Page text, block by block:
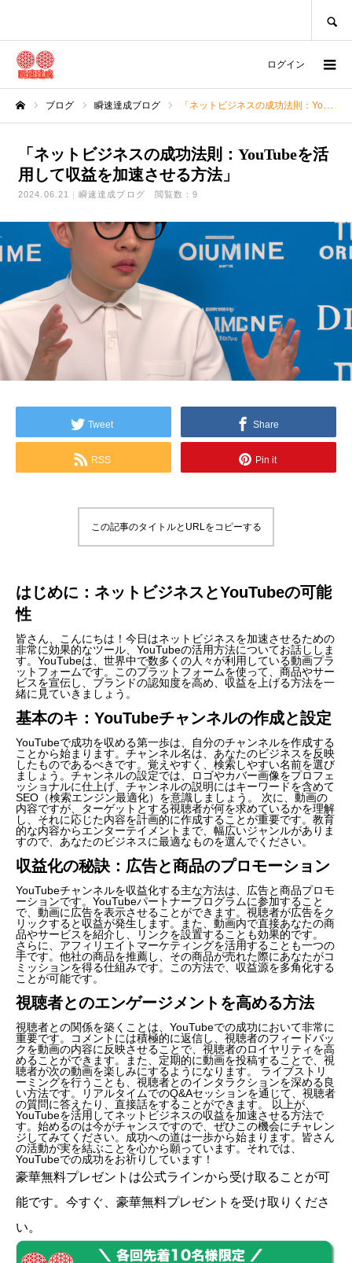
ログイン
ブログ 瞬速達成ブログ 「ネットビジネスの成功法則：YouTubeを活用して収益を加速させる方法」
「ネットビジネスの成功法則：YouTubeを活
用して収益を加速させる方法」
2024.06.21 瞬速達成ブログ 閲覧数：9
Tweet Share
RSS Pin it
この記事のタイトルとURLをコピーする
はじめに：ネットビジネスとYouTubeの可能
性
皆さん、こんにちは！今日はネットビジネスを加速させるための
非常に効果的なツール、YouTubeの活用方法についてお話ししま
す。YouTubeは、世界中で数多くの人々が利用している動画プラ
ットフォームです。このプラットフォームを使って、商品やサー
ビスを宣伝し、ブランドの認知度を高め、収益を上げる方法を一
緒に見ていきましょう。
基本のキ：YouTubeチャンネルの作成と設定
YouTubeで成功を収める第一歩は、自分のチャンネルを作成する
ことから始まります。チャンネル名は、あなたのビジネスを反映
したものであるべきです。覚えやすく、検索しやすい名前を選び
ましょう。チャンネルの設定では、ロゴやカバー画像をプロフェ
ッショナルに仕上げ、チャンネルの説明にはキーワードを含めて
SEO（検索エンジン最適化）を意識しましょう。 次に、動画の
内容ですが、ターゲットとする視聴者が何を求めているかを理解
し、それに応じた内容を計画的に作成することが重要です。教育
的な内容からエンターテイメントまで、幅広いジャンルがありま
すので、あなたのビジネスに最適なものを選んでください。
収益化の秘訣：広告と商品のプロモーション
YouTubeチャンネルを収益化する主な方法は、広告と商品プロモ
ーションです。YouTubeパートナープログラムに参加すること
で、動画に広告を表示させることができます。視聴者が広告をク
リックすると収益が発生します。また、動画内で直接あなたの商
品やサービスを紹介し、リンクを設置することも効果的です。
さらに、アフィリエイトマーケティングを活用することも一つの
手です。他社の商品を推薦し、その商品が売れた際にあなたがコ
ミッションを得る仕組みです。この方法で、収益源を多角化する
ことが可能です。
視聴者とのエンゲージメントを高める方法
視聴者との関係を築くことは、YouTubeでの成功において非常に
重要です。コメントには積極的に返信し、視聴者のフィードバッ
クを動画の内容に反映させることで、視聴者のロイヤリティを高
めることができます。また、定期的に動画を投稿することで、視
聴者が次の動画を楽しみにするようになります。 ライブストリ
ーミングを行うことも、視聴者とのインタラクションを深める良
い方法です。リアルタイムでのQ&Aセッションを通じて、視聴者
の質問に答えたり、直接話をすることができます。 以上が、
YouTubeを活用してネットビジネスの収益を加速させる方法で
す。始めるのは今がチャンスですので、ぜひこの機会にチャレン
ジしてみてください。成功への道は一歩から始まります。皆さん
の活動が実を結ぶことを心から願っています。それでは、
YouTubeでの成功をお祈りしています！
豪華無料プレゼントは公式ラインから受け取ることが可
能です。今すぐ、豪華無料プレゼントを受け取りくださ
い。